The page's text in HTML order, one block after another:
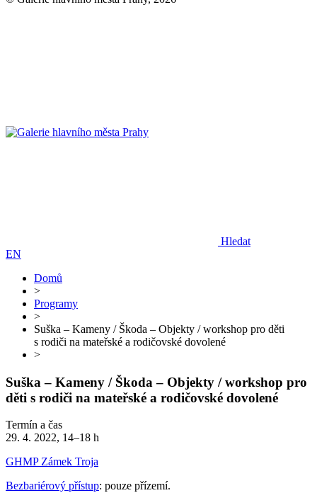
Hledat
EN
Domů
>
Programy
>
Suška – Kameny / Škoda – Objekty / workshop pro děti
s rodiči na mateřské a rodičovské dovolené
>
Suška – Kameny / Škoda – Objekty / workshop pro
děti s rodiči na mateřské a rodičovské dovolené
Termín a čas
29. 4. 2022, 14–18 h
GHMP Zámek Troja
Bezbariérový přístup: pouze přízemí.